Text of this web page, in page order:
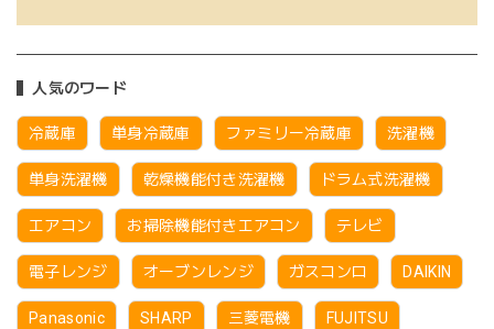
人気のワード
冷蔵庫 単身冷蔵庫 ファミリー冷蔵庫 洗濯機
単身洗濯機 乾燥機能付き洗濯機 ドラム式洗濯機
エアコン お掃除機能付きエアコン テレビ
電子レンジ オーブンレンジ ガスコンロ DAIKIN
Panasonic SHARP 三菱電機 FUJITSU